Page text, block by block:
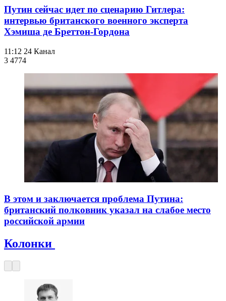
Путин сейчас идет по сценарию Гитлера:
интервью британского военного эксперта
Хэмиша де Бреттон-Гордона
11:12 24 Канал
3 4774
В этом и заключается проблема Путина:
британский полковник указал на слабое место
российской армии
Колонки